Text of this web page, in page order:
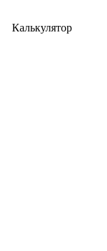
Калькулятор